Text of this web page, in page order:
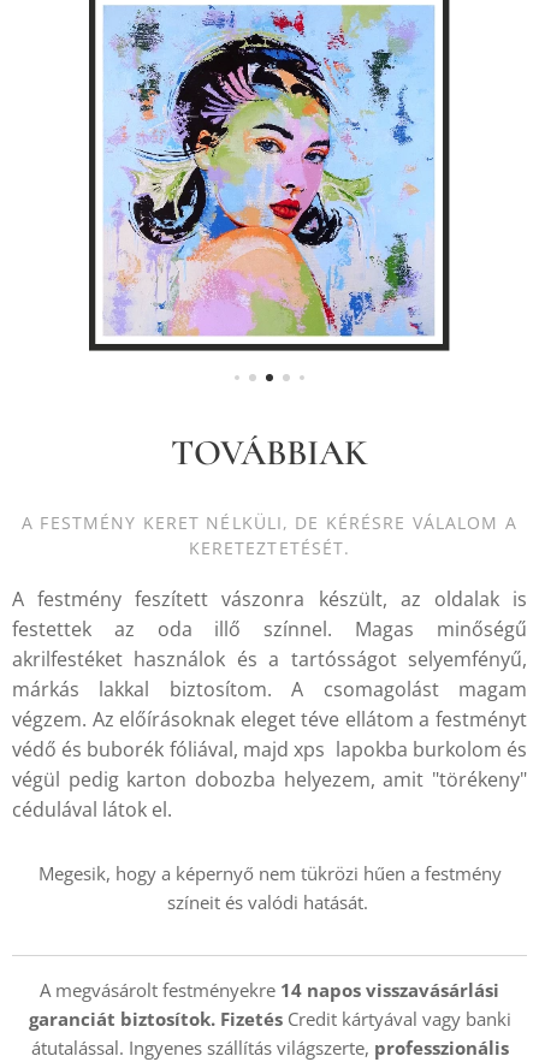
TOVÁBBIAK
A FESTMÉNY KERET NÉLKÜLI, DE KÉRÉSRE VÁLALOM A
KERETEZTETÉSÉT.
A festmény feszített vászonra készült, az oldalak is
festettek az oda illő színnel. Magas minőségű
akrilfestéket használok és a tartósságot selyemfényű,
márkás lakkal biztosítom. A csomagolást magam
végzem. Az előírásoknak eleget téve ellátom a festményt
védő és buborék fóliával, majd xps lapokba burkolom és
végül pedig karton dobozba helyezem, amit "törékeny"
cédulával látok el.
Megesik, hogy a képernyő nem tükrözi hűen a festmény
színeit és valódi hatását.
A megvásárolt festményekre 14 napos visszavásárlási
garanciát biztosítok. Fizetés Credit kártyával vagy banki
átutalással. Ingyenes szállítás világszerte, professzionális